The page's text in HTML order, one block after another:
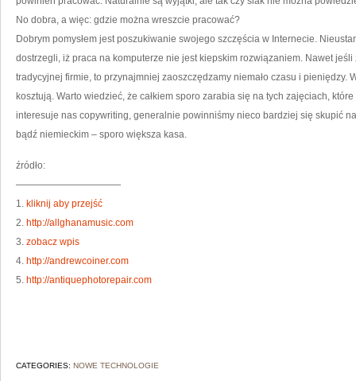
No dobra, a więc: gdzie można wreszcie pracować?
Dobrym pomysłem jest poszukiwanie swojego szczęścia w Internecie.
dostrzegli, iż praca na komputerze nie jest kiepskim rozwiązaniem. Nawet
tradycyjnej firmie, to przynajmniej zaoszczędzamy niemało czasu i pieniędzy.
kosztują. Warto wiedzieć, że całkiem sporo zarabia się na tych zajęciach,
interesuje nas copywriting, generalnie powinniśmy nieco bardziej się skupić
bądź niemieckim – sporo większa kasa.
źródło:
———————————
1. kliknij aby przejść
2. http://allghanamusic.com
3. zobacz wpis
4. http://andrewcoiner.com
5. http://antiquephotorepair.com
CATEGORIES: NOWE TECHNOLOGIE